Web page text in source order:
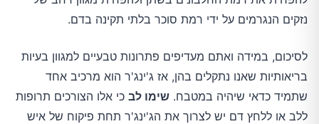
נזקים הנגרמים על ידי רמת סוכר בלתי תקינה בדם.
לסיכום, במידה ואתם מעדיפים פתרונות טבעיים למגוון בעיות
בריאותיות שאנו נתקלים בהן, אז ג'ינג'ר הוא מרכיב אחד
שתמיד כדאי שיהיה במטבח. שימו לב כי אלו הצורכים תרופות
ללב או ללחץ דם יש לצרוך את הג'ינג'ר תחת פיקוח של איש